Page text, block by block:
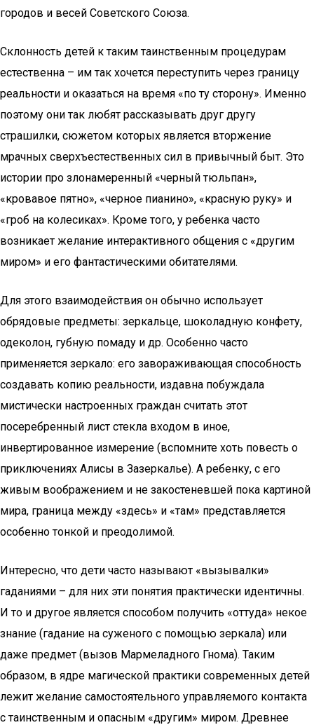
городов и весей Советского Союза.
Склонность детей к таким таинственным процедурам
естественна – им так хочется переступить через границу
реальности и оказаться на время «по ту сторону». Именно
поэтому они так любят рассказывать друг другу
страшилки, сюжетом которых является вторжение
мрачных сверхъестественных сил в привычный быт. Это
истории про злонамеренный «черный тюльпан»,
«кровавое пятно», «черное пианино», «красную руку» и
«гроб на колесиках». Кроме того, у ребенка часто
возникает желание интерактивного общения с «другим
миром» и его фантастическими обитателями.
Для этого взаимодействия он обычно использует
обрядовые предметы: зеркальце, шоколадную конфету,
одеколон, губную помаду и др. Особенно часто
применяется зеркало: его завораживающая способность
создавать копию реальности, издавна побуждала
мистически настроенных граждан считать этот
посеребренный лист стекла входом в иное,
инвертированное измерение (вспомните хоть повесть о
приключениях Алисы в Зазеркалье). А ребенку, с его
живым воображением и не закостеневшей пока картиной
мира, граница между «здесь» и «там» представляется
особенно тонкой и преодолимой.
Интересно, что дети часто называют «вызывалки»
гаданиями – для них эти понятия практически идентичны.
И то и другое является способом получить «оттуда» некое
знание (гадание на суженого с помощью зеркала) или
даже предмет (вызов Мармеладного Гнома). Таким
образом, в ядре магической практики современных детей
лежит желание самостоятельного управляемого контакта
с таинственным и опасным «другим» миром. Древнее